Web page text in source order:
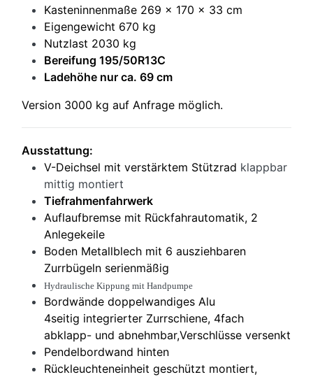
Kasteninnenmaße 269 x 170 x 33 cm
Eigengewicht 670 kg
Nutzlast 2030 kg
Bereifung 195/50R13C
Ladehöhe nur ca. 69 cm
Version 3000 kg auf Anfrage möglich.
Ausstattung:
V-Deichsel mit verstärktem Stützrad klappbar
mittig montiert
Tiefrahmenfahrwerk
Auflaufbremse mit Rückfahrautomatik, 2
Anlegekeile
Boden Metallblech mit 6 ausziehbaren
Zurrbügeln serienmäßig
Hydraulische Kippung mit Handpumpe
Bordwände doppelwandiges Alu
4seitig integrierter Zurrschiene, 4fach
abklapp- und abnehmbar,Verschlüsse versenkt
Pendelbordwand hinten
Rückleuchteneinheit geschützt montiert,